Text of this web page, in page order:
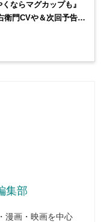
ならマグカップも』
衛門CVや＆次回予告ナ
集部
漫画・映画を中心